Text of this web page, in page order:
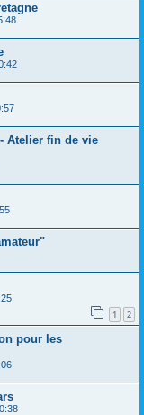
Atelier fin de vie
1 2
pour les